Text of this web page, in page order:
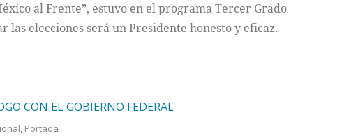
al Frente”, estuvo en el programa Tercer Grado
las elecciones será un Presidente honesto y eficaz.
CON EL GOBIERNO FEDERAL
, Portada